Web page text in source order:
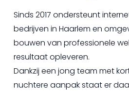
Sinds 2017 ondersteunt
bedrijven in Haarlem en
bouwen van professionele
resultaat opleveren.
Dankzij een jong team met
nuchtere aanpak staat er